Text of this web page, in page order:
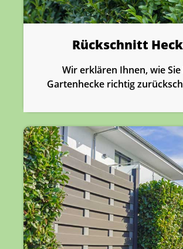
Rückschnitt
Wir erklären Ihnen, wie
Gartenhecke richtig